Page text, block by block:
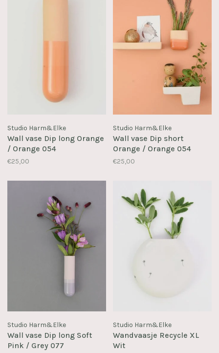
Studio Harm&Elke
Wall vase Dip long Orange
/ Orange 054
€25,00
Studio Harm&Elke
Wall vase Dip short
Orange / Orange 054
€25,00
Studio Harm&Elke
Wall vase Dip long Soft
Pink / Grey 077
Studio Harm&Elke
Wandvaasje Recycle XL
Wit